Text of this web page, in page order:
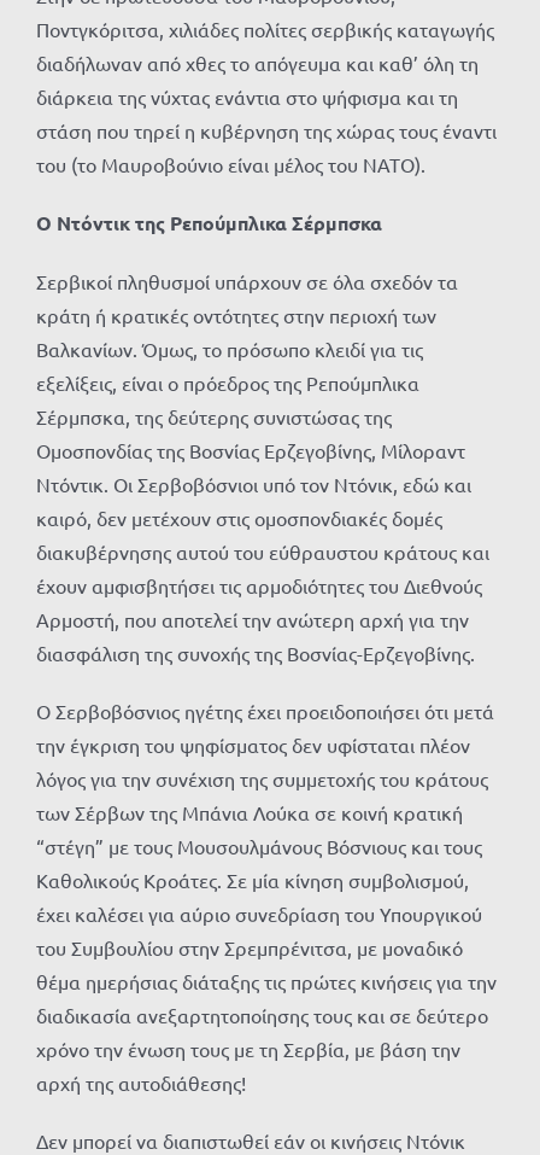
Ποντγκόριτσα, χιλιάδες πολίτες σερβικής καταγωγής
διαδήλωναν από χθες το απόγευμα και καθ’ όλη τη
διάρκεια της νύχτας ενάντια στο ψήφισμα και τη
στάση που τηρεί η κυβέρνηση της χώρας τους έναντι
του (το Μαυροβούνιο είναι μέλος του ΝΑΤΟ).
Ο Ντόντικ της Ρεπούμπλικα Σέρμπσκα
Σερβικοί πληθυσμοί υπάρχουν σε όλα σχεδόν τα
κράτη ή κρατικές οντότητες στην περιοχή των
Βαλκανίων. Όμως, το πρόσωπο κλειδί για τις
εξελίξεις, είναι ο πρόεδρος της Ρεπούμπλικα
Σέρμπσκα, της δεύτερης συνιστώσας της
Ομοσπονδίας της Βοσνίας Ερζεγοβίνης, Μίλοραντ
Ντόντικ. Οι Σερβοβόσνιοι υπό τον Ντόνικ, εδώ και
καιρό, δεν μετέχουν στις ομοσπονδιακές δομές
διακυβέρνησης αυτού του εύθραυστου κράτους και
έχουν αμφισβητήσει τις αρμοδιότητες του Διεθνούς
Αρμοστή, που αποτελεί την ανώτερη αρχή για την
διασφάλιση της συνοχής της Βοσνίας-Ερζεγοβίνης.
Ο Σερβοβόσνιος ηγέτης έχει προειδοποιήσει ότι μετά
την έγκριση του ψηφίσματος δεν υφίσταται πλέον
λόγος για την συνέχιση της συμμετοχής του κράτους
των Σέρβων της Μπάνια Λούκα σε κοινή κρατική
“στέγη” με τους Μουσουλμάνους Βόσνιους και τους
Καθολικούς Κροάτες. Σε μία κίνηση συμβολισμού,
έχει καλέσει για αύριο συνεδρίαση του Υπουργικού
του Συμβουλίου στην Σρεμπρένιτσα, με μοναδικό
θέμα ημερήσιας διάταξης τις πρώτες κινήσεις για την
διαδικασία ανεξαρτητοποίησης τους και σε δεύτερο
χρόνο την ένωση τους με τη Σερβία, με βάση την
αρχή της αυτοδιάθεσης!
Δεν μπορεί να διαπιστωθεί εάν οι κινήσεις Ντόνικ